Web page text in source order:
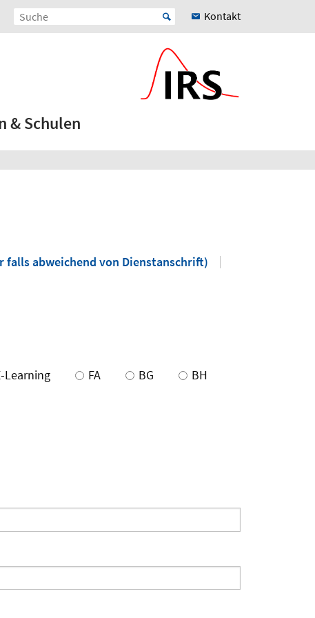
Kontakt
& Schulen
falls abweichend von Dienstanschrift)
Learning FA BG
BH